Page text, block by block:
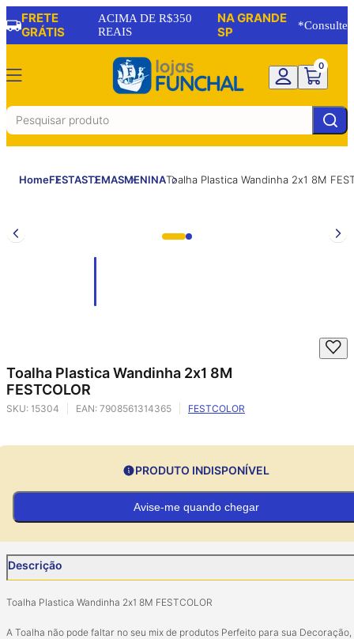
FRETE
GRÁTIS
ACIMA DE R$350
REAIS
NA GRANDE
SP
*Consulte
0
HomeFESTASTEMASMENINAToalha Plastica Wandinha 2x1 8M
Toalha Plastica Wandinha 2x1 8M
FESTCOLOR
SKU: 15304 EAN: 7908561314365 FESTCOLOR
PRODUTO INDISPONÍVEL
Avise-me quando chegar
Descrição
Toalha Plastica Wandinha 2x1 8M FESTCOLOR
A Toalha não pode faltar no seu mix de produtos Perfeito para sua Decoração,